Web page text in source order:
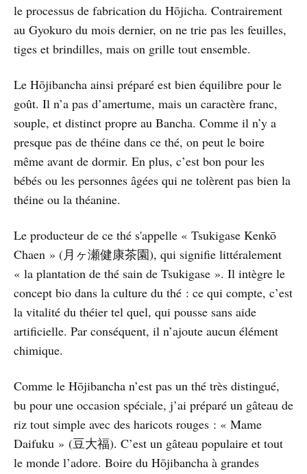
le processus de fabrication du Hōjicha. Contrairement
au Gyokuro du mois dernier, on ne trie pas les feuilles,
tiges et brindilles, mais on grille tout ensemble.
Le Hōjibancha ainsi préparé est bien équilibre pour le
goût. Il n’a pas d’amertume, mais un caractère franc,
souple, et distinct propre au Bancha. Comme il n’y a
presque pas de théine dans ce thé, on peut le boire
même avant de dormir. En plus, c’est bon pour les
bébés ou les personnes âgées qui ne tolèrent pas bien la
théine ou la théanine.
Le producteur de ce thé s'appelle « Tsukigase Kenkō
Chaen » (月ヶ瀬健康茶園), qui signifie littéralement
« la plantation de thé sain de Tsukigase ». Il intègre le
concept bio dans la culture du thé : ce qui compte, c’est
la vitalité du théier tel quel, qui pousse sans aide
artificielle. Par conséquent, il n’ajoute aucun élément
chimique.
Comme le Hōjibancha n’est pas un thé très distingué,
bu pour une occasion spéciale, j’ai préparé un gâteau de
riz tout simple avec des haricots rouges : « Mame
Daifuku » (豆大福). C’est un gâteau populaire et tout
le monde l’adore. Boire du Hōjibancha à grandes